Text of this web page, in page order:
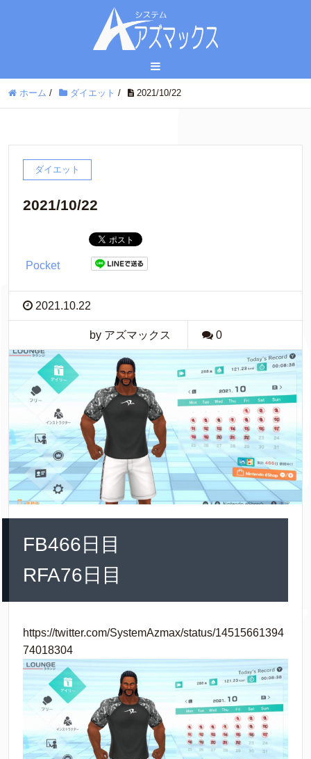
ホーム / ダイエット / 2021/10/22
ダイエット
2021/10/22
Pocket
2021.10.22
by アズマックス 0
FB466日目
RFA76日目
https://twitter.com/SystemAzmax/status/14515661394
74018304